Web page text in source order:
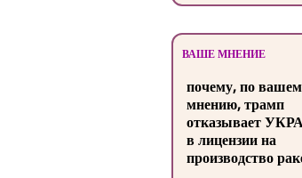
ВАШЕ МНЕНИЕ
почему, по
мнению, трамп
отказывает
в лицензии на
производство